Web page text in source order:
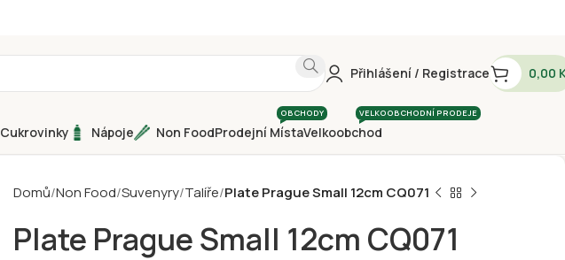
Přihlášení / Registrace 0,00
Cukrovinky Nápoje Non FoodProdejní Místa
OBCHODY
Velkoobchod
VELKOOBCHODNÍ PRODEJE
Domů Non Food Suvenyry Talíře Plate Prague Small 12cm CQ071
Plate Prague Small 12cm CQ071